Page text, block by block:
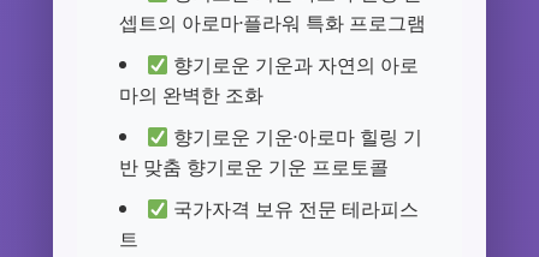
셉트의 아로마·플라워 특화 프로그램
향기로운 기운과 자연의 아로
마의 완벽한 조화
향기로운 기운·아로마 힐링 기
반 맞춤 향기로운 기운 프로토콜
국가자격 보유 전문 테라피스
트